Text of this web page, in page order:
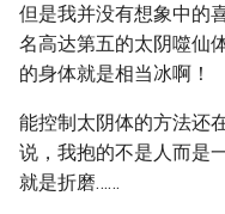
但是我并没有想象中的
名高达第五的太阴噬仙
的身体就是相当冰啊！
能控制太阴体的方法还
说，我抱的不是人而是
就是折磨……